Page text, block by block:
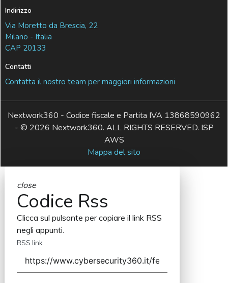
Indirizzo
Via Moretto da Brescia, 22
Milano - Italia
CAP 20133
Contatti
Contatta il nostro team per maggiori informazioni
Nextwork360 - Codice fiscale e Partita IVA 13868590962
- © 2026 Nextwork360. ALL RIGHTS RESERVED. ISP
AWS
Mappa del sito
close
Codice Rss
Clicca sul pulsante per copiare il link RSS
negli appunti.
RSS link